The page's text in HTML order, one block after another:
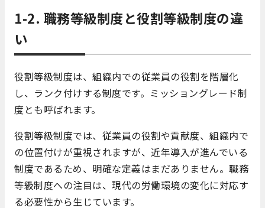
1-2. 職務等級制度と役割等級制度の違
い
役割等級制度は、組織内での従業員の役割を階層化
し、ランク付けする制度です。ミッショングレード制
度とも呼ばれます。
役割等級制度では、従業員の役割や貢献度、組織内で
の位置付けが重視されますが、近年導入が進んでいる
制度であるため、明確な定義はまだありません。職務
等級制度への注目は、現代の労働環境の変化に対応す
る必要性から生じています。